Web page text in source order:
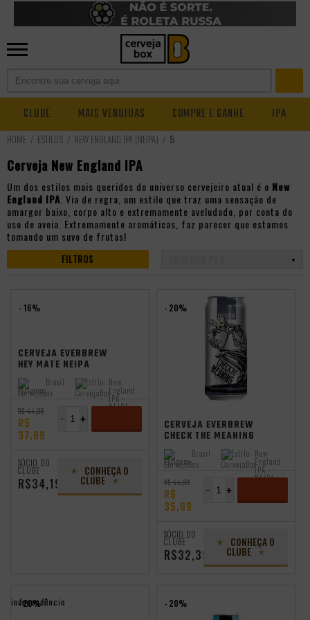
CLUBE MAIS VENDIDAS COMPRE E GANHE IPA
ESTILOS NEW ENGLAND IPA (NEIPA) 5
Cerveja New England IPA
Um dos estilos mais queridos do universo cervejeiro atual é o New
England IPA . Via de regra, um estilo que traz uma sensação de
amargor baixo, corpo alto e extremamente aveludado, por conta do
uso de aveia. Extremamente aromáticas, faz parecer que estamos
tomando um suvo de frutas!
FILTROS
- 16%
CERVEJA EVERBREW
HEY MATE NEIPA
473ML
Origem:
Brasil Estilo: New
England
IPA -
NEIPA
R$ 44,99
R$
37,99
+
-
SÓCIO DO
CLUBE
R$34,19
CONHEÇA O
CLUBE
- 20%
CERVEJA EVERBREW
CHECK THE MEANING
NEIPA 473ML VL
Origem:
Brasil Estilo: New
England
IPA -
NEIPA
R$ 44,99
R$
35,99
+
-
SÓCIO DO
CLUBE
R$32,39
CONHEÇA O
CLUBE
independência
- 20% - 20%